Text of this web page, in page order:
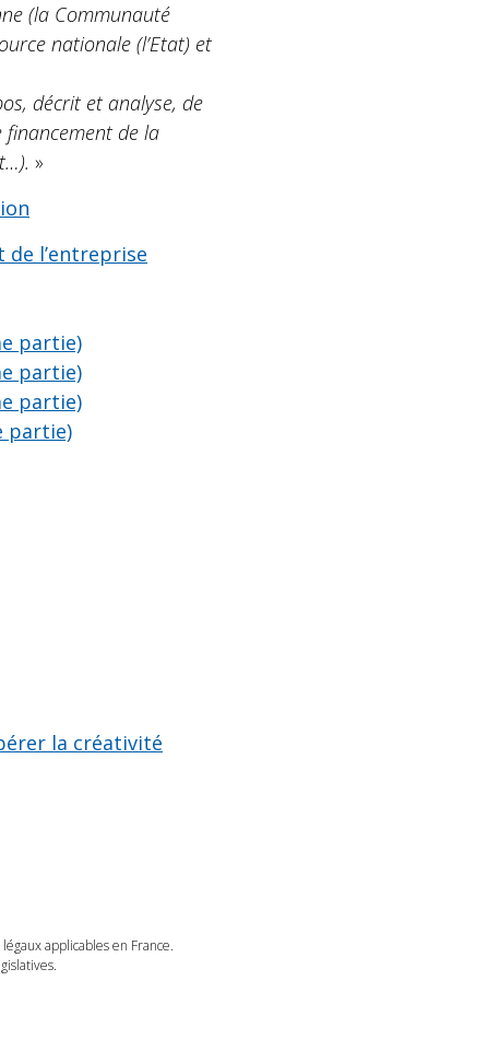
(la Communauté
nationale (l’Etat) et
décrit et analyse, de
financement de la
»
l’entreprise
partie)
partie)
partie)
partie)
la créativité
applicables en France.